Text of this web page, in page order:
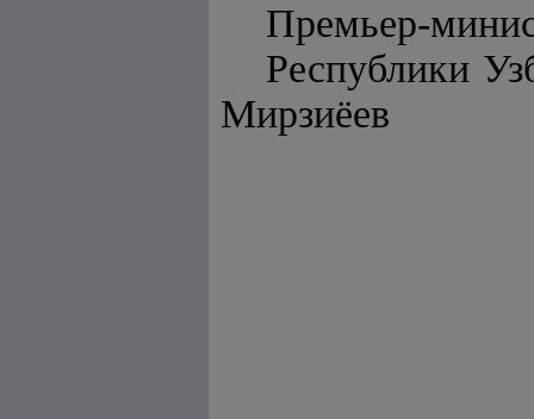
Премьер-
Мирзиёев